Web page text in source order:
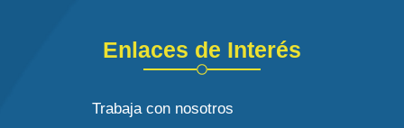
Enlaces de Interés
Trabaja con nosotros